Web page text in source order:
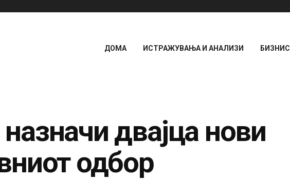
ДОМА ИСТРАЖУВАЊА И АНАЛИЗИ БИЗНИС
двајца нови
одбор